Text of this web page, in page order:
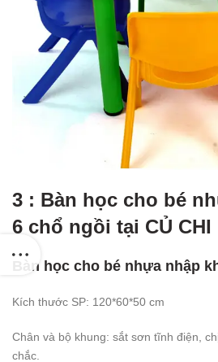
3 : Bàn học cho bé
6 chổ ngồi tại CỦ CHI
Bàn học cho bé nhựa nhập
Kích thước SP: 120*60*50 cm
Chân và bộ khung: sắt sơn tĩnh điện,
chắc.